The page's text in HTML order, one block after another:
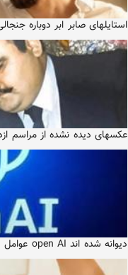
استایلهای صابر ابر دوباره
عکسهای دیده نشده از مراسم
دیوانه شده اند open AI عوامل